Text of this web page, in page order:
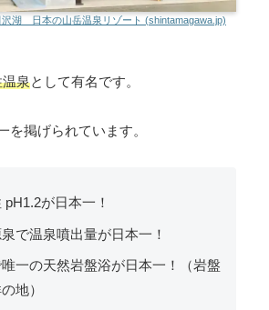
湖 日本の山岳温泉リゾート (shintamagawa.jp)
泉として有名です。
を掲げられています。
pH1.2が日本一！
で温泉噴出量が日本一！
唯一の天然岩盤浴が日本一！（岩盤
地）